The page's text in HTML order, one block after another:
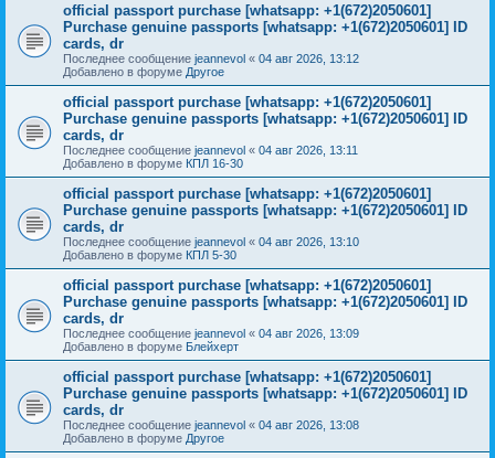
official passport purchase [whatsapp: +1(672)2050601]
Purchase genuine passports [whatsapp: +1(672)2050601] ID
cards, dr
Последнее сообщение jeannevol « 04 авг 2026, 13:12
Добавлено в форуме Другое
official passport purchase [whatsapp: +1(672)2050601]
Purchase genuine passports [whatsapp: +1(672)2050601] ID
cards, dr
Последнее сообщение jeannevol « 04 авг 2026, 13:11
Добавлено в форуме КПЛ 16-30
official passport purchase [whatsapp: +1(672)2050601]
Purchase genuine passports [whatsapp: +1(672)2050601] ID
cards, dr
Последнее сообщение jeannevol « 04 авг 2026, 13:10
Добавлено в форуме КПЛ 5-30
official passport purchase [whatsapp: +1(672)2050601]
Purchase genuine passports [whatsapp: +1(672)2050601] ID
cards, dr
Последнее сообщение jeannevol « 04 авг 2026, 13:09
Добавлено в форуме Блейхерт
official passport purchase [whatsapp: +1(672)2050601]
Purchase genuine passports [whatsapp: +1(672)2050601] ID
cards, dr
Последнее сообщение jeannevol « 04 авг 2026, 13:08
Добавлено в форуме Другое